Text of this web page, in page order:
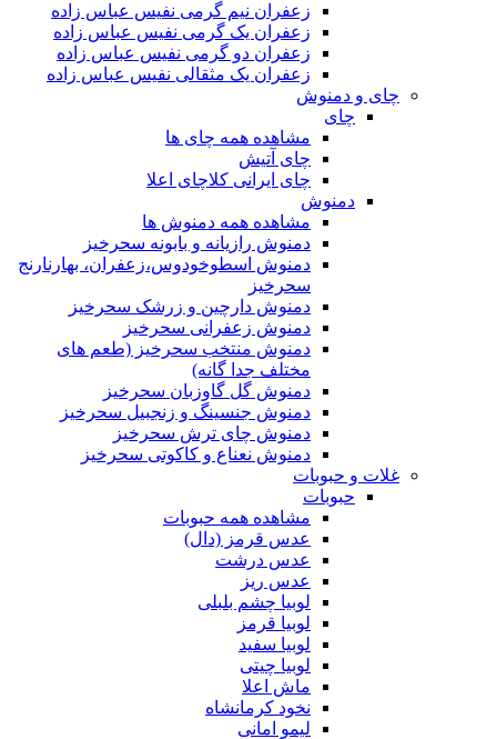
زعفران نیم گرمی نفیس عباس زاده
زعفران یک گرمی نفیس عباس زاده
زعفران دو گرمی نفیس عباس زاده
زعفران یک مثقالی نفیس عباس زاده
چای و دمنوش
چای
مشاهده همه چای ها
چای آتیش
چای ایرانی کلاچای اعلا
دمنوش
مشاهده همه دمنوش ها
دمنوش رازیانه و بابونه سحرخیز
دمنوش اسطوخودوس،زعفران، بهارنارنج
سحرخیز
دمنوش دارچین و زرشک سحرخیز
دمنوش زعفرانی سحرخیز
دمنوش منتخب سحرخیز (طعم های
مختلف جدا گانه)
دمنوش گل گاوزبان سحرخیز
دمنوش جنسینگ و زنجبیل سحرخیز
دمنوش چای ترش سحرخیز
دمنوش نعناع و کاکوتی سحرخیز
غلات و حبوبات
حبوبات
مشاهده همه حبوبات
عدس قرمز (دال)
عدس درشت
عدس ریز
لوبیا چشم بلبلی
لوبیا قرمز
لوبیا سفید
لوبیا چیتی
ماش اعلا
نخود کرمانشاه
لیمو امانی